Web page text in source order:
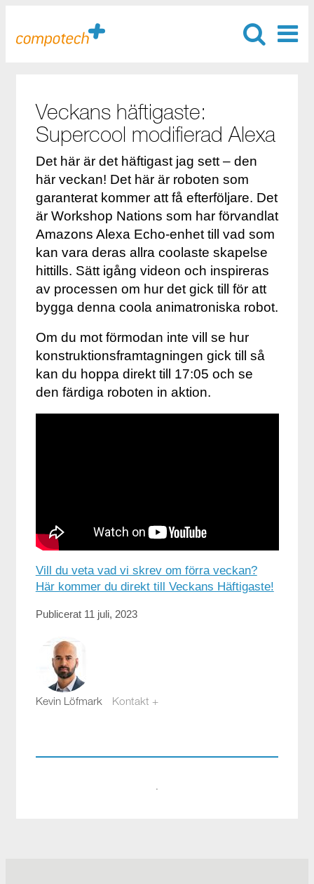
Veckans häftigaste:
Supercool modifierad Alexa
Det här är det häftigast jag sett – den
här veckan! Det här är roboten som
garanterat kommer att få efterföljare. Det
är Workshop Nations som har förvandlat
Amazons Alexa Echo-enhet till vad som
kan vara deras allra coolaste skapelse
hittills. Sätt igång videon och inspireras
av processen om hur det gick till för att
bygga denna coola animatroniska robot.
Om du mot förmodan inte vill se hur
konstruktionsframtagningen gick till så
kan du hoppa direkt till 17:05 och se
den färdiga roboten in aktion.
Vill du veta vad vi skrev om förra veckan?
Här kommer du direkt till Veckans Häftigaste!
Publicerat 11 juli, 2023
Kevin Löfmark Kontakt +
·